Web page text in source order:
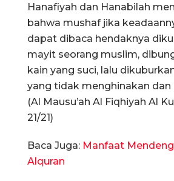
Hanafiyah dan Hanabilah
bahwa mushaf jika
dapat dibaca hendaknya
mayit seorang muslim,
kain yang suci, lalu
yang tidak menghinakan dan
(Al Mausu’ah Al Fiqhiyah Al
21/21)
Baca Juga: Manfaat
Alquran